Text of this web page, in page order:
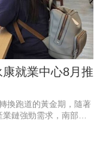
就業中心8月推
換跑道的黃金期，隨著
鏈強勁需求，南部科
人力，勞動部勞動力
企業，8月將推出12場